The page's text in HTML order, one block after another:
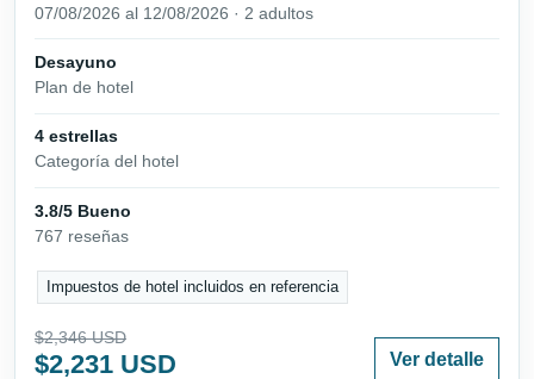
07/08/2026 al 12/08/2026 · 2 adultos
Desayuno
Plan de hotel
4 estrellas
Categoría del hotel
3.8/5 Bueno
767 reseñas
Impuestos de hotel incluidos en referencia
$2,346 USD
$2,231 USD Ver detalle